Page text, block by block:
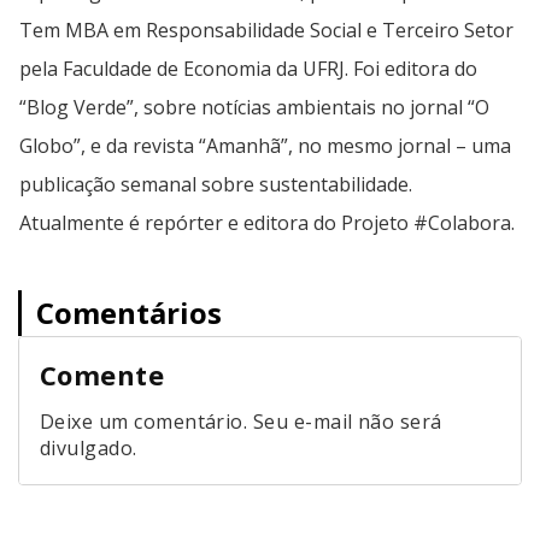
Tem MBA em Responsabilidade Social e Terceiro Setor
pela Faculdade de Economia da UFRJ. Foi editora do
“Blog Verde”, sobre notícias ambientais no jornal “O
Globo”, e da revista “Amanhã”, no mesmo jornal – uma
publicação semanal sobre sustentabilidade.
Atualmente é repórter e editora do Projeto #Colabora.
Comentários
Comente
Deixe um comentário. Seu e-mail não será
divulgado.